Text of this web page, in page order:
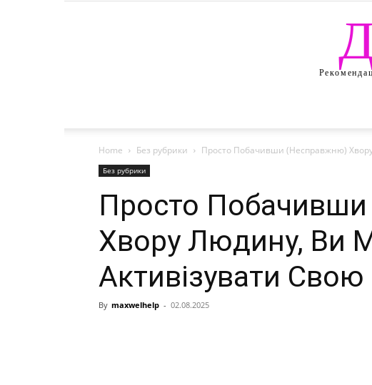
Home Без рубрики Просто Побачивши (Несправжню)
Без рубрики
Просто
Хвору Людину, Ви
Активізувати
By maxwelhelp - 02.08.2025